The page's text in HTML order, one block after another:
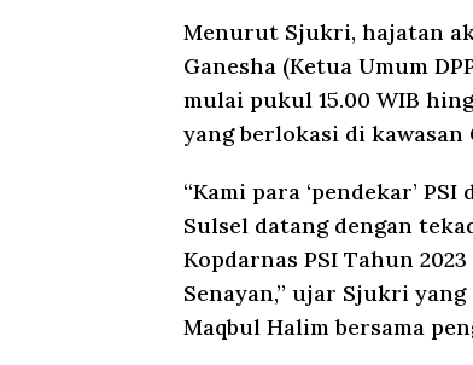
Menurut Sjukri, hajatan
Ganesha (Ketua Umum
mulai pukul 15.00 WIB
yang berlokasi di kawasan
“Kami para ‘pendekar’
Sulsel datang dengan
Kopdarnas PSI Tahun
Senayan,” ujar Sjukri
Maqbul Halim bersama